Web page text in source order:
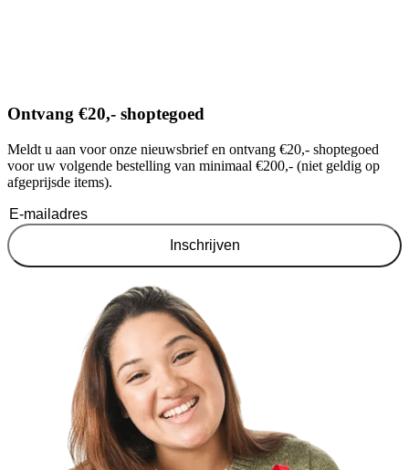
Ontvang €20,- shoptegoed
Meldt u aan voor onze nieuwsbrief en ontvang €20,- shoptegoed
voor uw volgende bestelling van minimaal €200,- (niet geldig op
afgeprijsde items).
Inschrijven